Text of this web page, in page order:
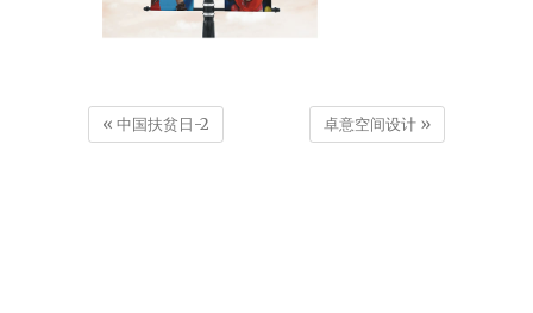
« 中国扶贫日-2 卓意空间设计 »